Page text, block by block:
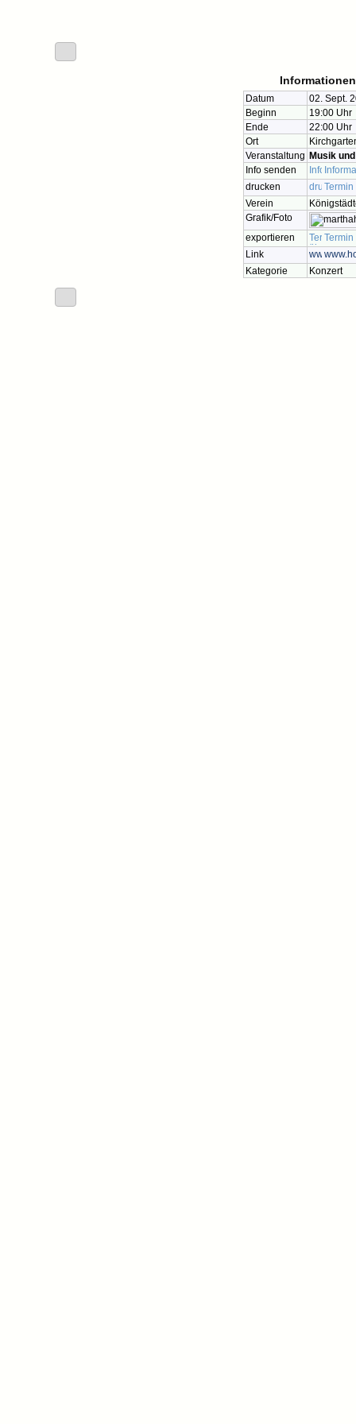
Datum
02. Sept.
Beginn
19:00 Uhr
Ende
22:00 Uhr
Ort
Veranstaltung Musik
Info senden
drucken
Verein
Grafik/Foto
exportieren
Link
Kategorie
Konzert